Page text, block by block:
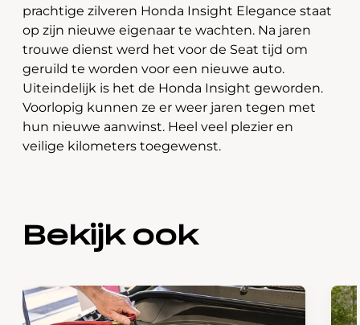
prachtige zilveren Honda Insight Elegance staat
op zijn nieuwe eigenaar te wachten. Na jaren
trouwe dienst werd het voor de Seat tijd om
geruild te worden voor een nieuwe auto.
Uiteindelijk is het de Honda Insight geworden.
Voorlopig kunnen ze er weer jaren tegen met
hun nieuwe aanwinst. Heel veel plezier en
veilige kilometers toegewenst.
Bekijk ook